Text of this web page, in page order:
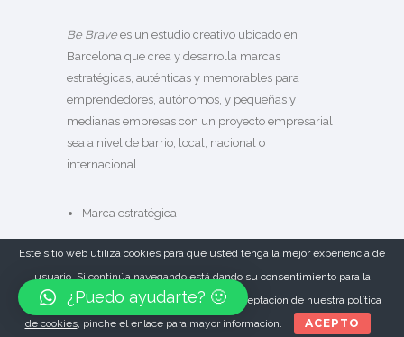
Be Bravees un estudio creativo ubicado en
Barcelona que crea y desarrolla marcas
estratégicas, auténticas y memorables para
emprendedores, autónomos, y pequeñas y
medianas empresas con un proyecto empresarial
sea a nivel de barrio, local, nacional o
internacional.
Marca estratégica
Marca eco-sostenible
Marca gastronómica
Este sitio web utiliza cookies para que usted tenga la mejor experiencia de
usuario. Si continúa navegando está dando su consentimiento para la
aceptación de las mencionadas cookies y la aceptación de nuestra política
de cookies, pinche el enlace para mayor información. ACEPTO
¿Puedo ayudarte? 🙂